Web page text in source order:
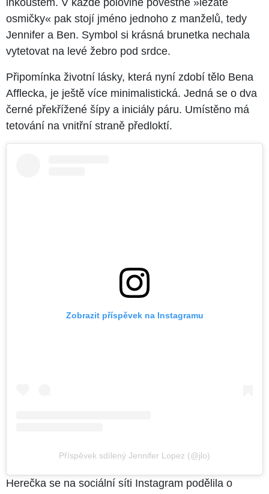
inkoustem. V každé polovině pověstné »ležaté
osmičky« pak stojí jméno jednoho z manželů, tedy
Jennifer a Ben. Symbol si krásná brunetka nechala
vytetovat na levé žebro pod srdce.
Připomínka životní lásky, která nyní zdobí tělo Bena
Afflecka, je ještě více minimalistická. Jedná se o dva
černé překřížené šípy a iniciály páru. Umístěno má
tetování na vnitřní straně předloktí.
Zobrazit příspěvek na Instagramu
Příspěvek sdílený Jennifer Lopez (@jlo)
Herečka se na sociální síti Instagram podělila o